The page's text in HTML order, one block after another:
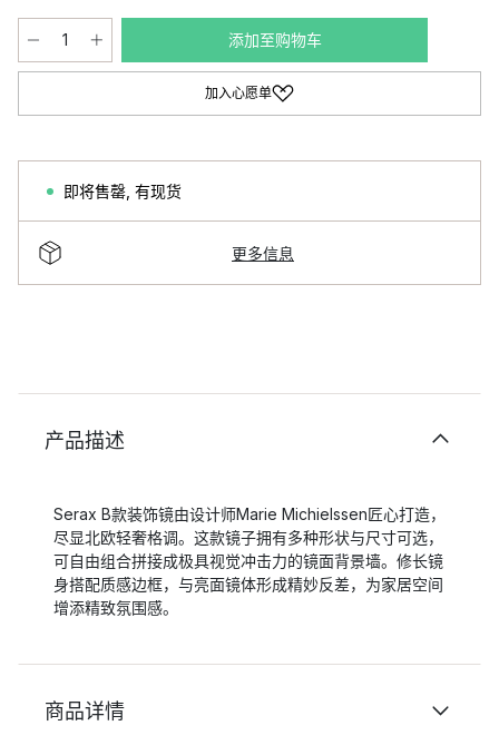
添加至购物车
加入心愿单
即将售罄 有现货
更多信息
产品描述
Serax B款装饰镜由设计师Marie Michielssen匠心打造，
尽显北欧轻奢格调。这款镜子拥有多种形状与尺寸可选，
可自由组合拼接成极具视觉冲击力的镜面背景墙。修长镜
身搭配质感边框，与亮面镜体形成精妙反差，为家居空间
增添精致氛围感。
商品详情